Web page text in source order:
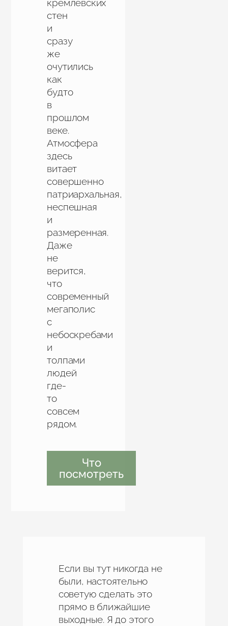
— Хороший автомобиль. Надо брать!
кремлевских
стен
и
сразу
же
очутились
как
будто
в
прошлом
веке.
Атмосфера
здесь
витает
совершенно
патриархальная,
неспешная
и
размеренная.
Даже
не
верится,
что
современный
мегаполис
с
небоскребами
и
толпами
людей
где-
то
совсем
рядом.
Что
посмотреть
Если вы тут никогда не
были, настоятельно
советую сделать это
прямо в ближайшие
выходные. Я до этого